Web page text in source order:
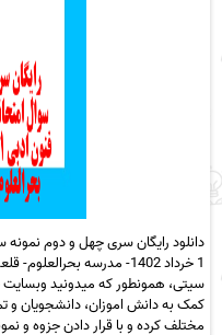
دانلود رایگان سری چهل و دوم
1 خرداد 1402- مدرسه
سیتی، همونطور که میدونید
کمک به دانش اموزان، دانشجویان و
مختلف کرده و با قرار دادن جزوه و